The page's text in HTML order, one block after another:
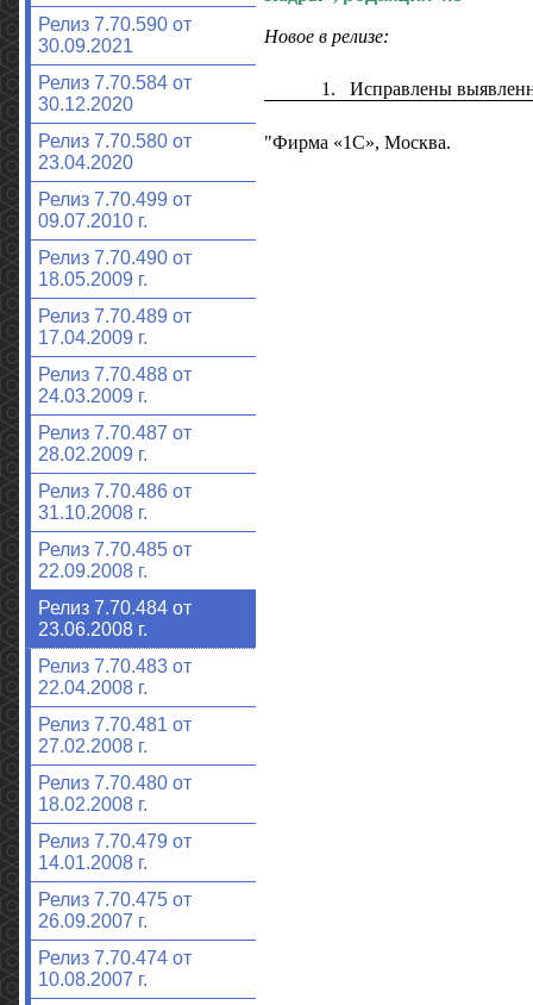
Релиз 7.70.590 от
30.09.2021
Релиз 7.70.584 от
30.12.2020
Релиз 7.70.580 от
23.04.2020
Релиз 7.70.499 от
09.07.2010 г.
Релиз 7.70.490 от
18.05.2009 г.
Релиз 7.70.489 от
17.04.2009 г.
Релиз 7.70.488 от
24.03.2009 г.
Релиз 7.70.487 от
28.02.2009 г.
Релиз 7.70.486 от
31.10.2008 г.
Релиз 7.70.485 от
22.09.2008 г.
Релиз 7.70.484 от
23.06.2008 г.
Релиз 7.70.483 от
22.04.2008 г.
Релиз 7.70.481 от
27.02.2008 г.
Релиз 7.70.480 от
18.02.2008 г.
Релиз 7.70.479 от
14.01.2008 г.
Релиз 7.70.475 от
26.09.2007 г.
Релиз 7.70.474 от
10.08.2007 г.
Новое в релизе:
1. Исправлены
"Фирма «1С», Москва.